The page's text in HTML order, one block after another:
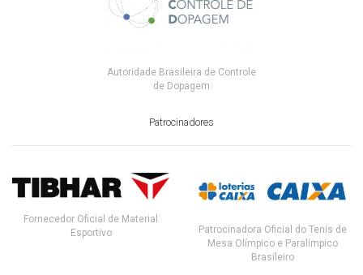
Autoridade Brasileira de Controle
de Dopagem
Patrocinadores
Fornecedor Oficial de Material
Esportivo
Patrocinadora Oficial do Tenis de
Mesa Olímpico e Paralímpico
Brasileiro